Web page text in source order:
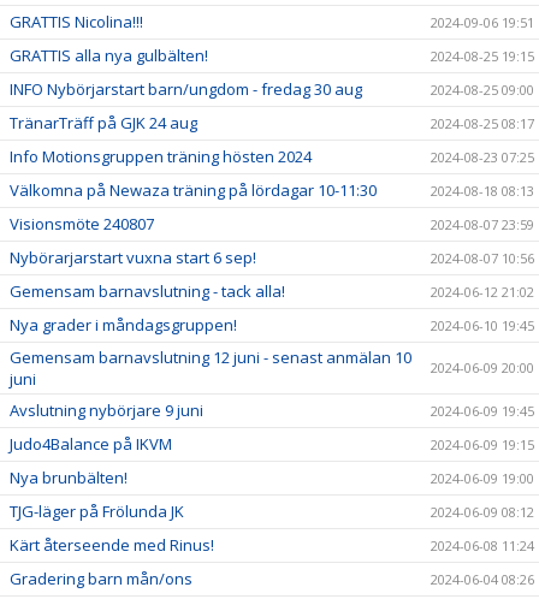
GRATTIS Nicolina!!! 2024-09-06 19:51
GRATTIS alla nya gulbälten! 2024-08-25 19:15
INFO Nybörjarstart barn/ungdom - fredag 30 aug 2024-08-25 09:00
TränarTräff på GJK 24 aug 2024-08-25 08:17
Info Motionsgruppen träning hösten 2024 2024-08-23 07:25
Välkomna på Newaza träning på lördagar 10-11:30 2024-08-18 08:13
Visionsmöte 240807 2024-08-07 23:59
Nybörarjarstart vuxna start 6 sep! 2024-08-07 10:56
Gemensam barnavslutning - tack alla! 2024-06-12 21:02
Nya grader i måndagsgruppen! 2024-06-10 19:45
Gemensam barnavslutning 12 juni - senast anmälan 10
juni
2024-06-09 20:00
Avslutning nybörjare 9 juni 2024-06-09 19:45
Judo4Balance på IKVM 2024-06-09 19:15
Nya brunbälten! 2024-06-09 19:00
TJG-läger på Frölunda JK 2024-06-09 08:12
Kärt återseende med Rinus! 2024-06-08 11:24
Gradering barn mån/ons 2024-06-04 08:26